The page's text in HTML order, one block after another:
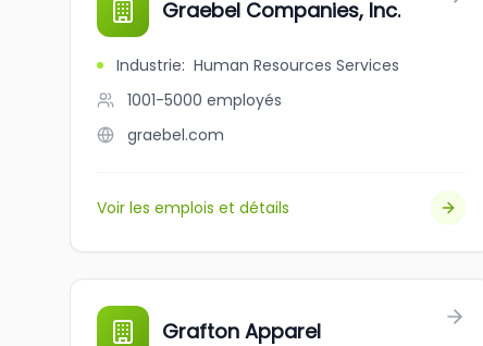
Graebel Companies, Inc.
Industrie: Human Resources Services
1001-5000 employés
graebel.com
Voir les emplois et détails
Grafton Apparel